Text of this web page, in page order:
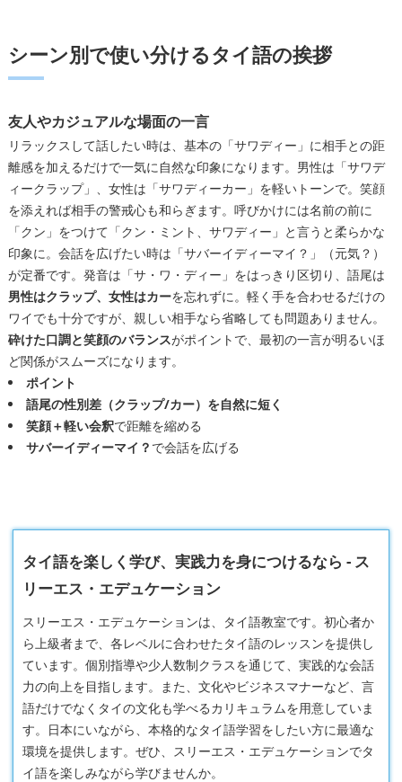
シーン別で使い分けるタイ語の挨拶
友人やカジュアルな場面の一言
リラックスして話したい時は、基本の「サワディー」に相手との距
離感を加えるだけで一気に自然な印象になります。男性は「サワデ
ィークラップ」、女性は「サワディーカー」を軽いトーンで。笑顔
を添えれば相手の警戒心も和らぎます。呼びかけには名前の前に
「クン」をつけて「クン・ミント、サワディー」と言うと柔らかな
印象に。会話を広げたい時は「サバーイディーマイ？」（元気？）
が定番です。発音は「サ・ワ・ディー」をはっきり区切り、語尾は
男性はクラップ、女性はカーを忘れずに。軽く手を合わせるだけの
ワイでも十分ですが、親しい相手なら省略しても問題ありません。
砕けた口調と笑顔のバランスがポイントで、最初の一言が明るいほ
ど関係がスムーズになります。
ポイント
語尾の性別差（クラップ/カー）を自然に短く
笑顔＋軽い会釈で距離を縮める
サバーイディーマイ？ で会話を広げる
タイ語を楽しく学び、実践力を身につけるなら - ス
リーエス・エデュケーション
スリーエス・エデュケーションは、タイ語教室です。初心者か
ら上級者まで、各レベルに合わせたタイ語のレッスンを提供し
ています。個別指導や少人数制クラスを通じて、実践的な会話
力の向上を目指します。また、文化やビジネスマナーなど、言
語だけでなくタイの文化も学べるカリキュラムを用意していま
す。日本にいながら、本格的なタイ語学習をしたい方に最適な
環境を提供します。ぜひ、スリーエス・エデュケーションでタ
イ語を楽しみながら学びませんか。